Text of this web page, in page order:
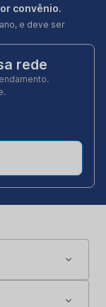
convênio.
e deve ser
rede